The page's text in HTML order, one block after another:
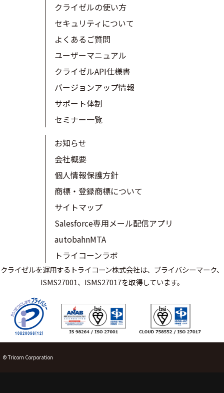
クライゼルの使い方
セキュリティについて
よくあるご質問
ユーザーマニュアル
クライゼルAPI仕様書
バージョンアップ情報
サポート体制
セミナー一覧
お知らせ
会社概要
個人情報保護方針
商標・登録商標について
サイトマップ
Salesforce専用メール配信アプリ
autobahnMTA
トライコーンラボ
クライゼルを運用するトライコーン株式会社は、プライバシーマーク、
ISMS27001、ISMS27017を取得しています。
© Tricorn Corporation